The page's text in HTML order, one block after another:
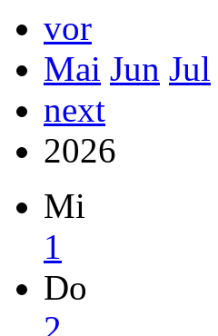
vor
Mai Jun Jul
next
2026
Mi
1
Do